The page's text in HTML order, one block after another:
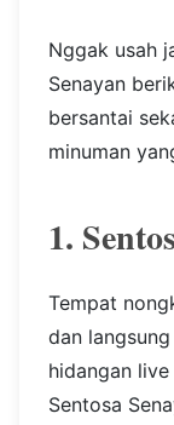
Nggak usah
Senayan
bersantai
minuman
1.
Tempat
dan
hidangan
Sentosa